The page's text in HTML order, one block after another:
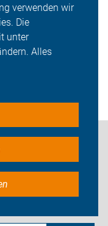
verwenden wir
Die
unter
Alles
was